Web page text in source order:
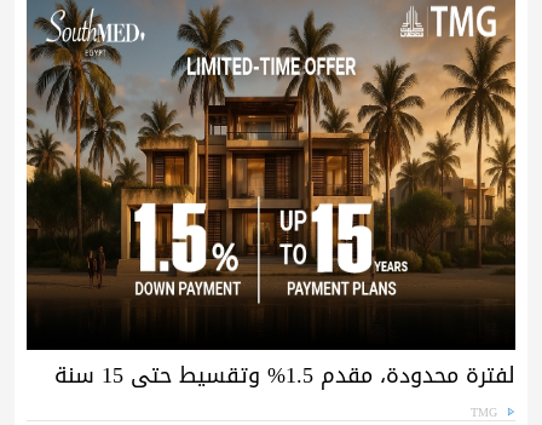
لفترة محدودة، مقدم 1.5% وتقسيط حتى 15 سنة
TMG